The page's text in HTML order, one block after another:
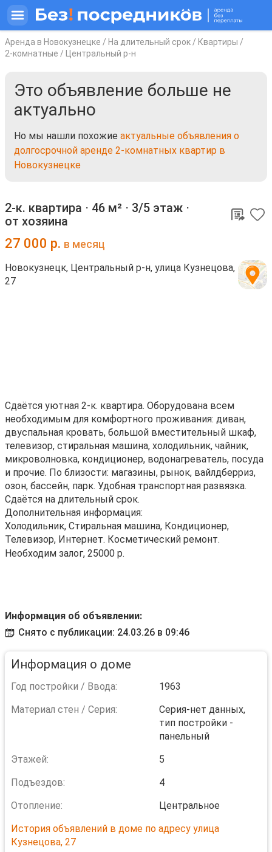
Аренда в Новокузнецке / На длительный срок / Квартиры /
2-комнатные / Центральный р-н
Это объявление больше не
актуально
Но мы нашли похожие актуальные объявления о
долгосрочной аренде 2-комнатных квартир в
Новокузнецке
2-к. квартира ⋅ 46 м² ⋅ 3/5 этаж ⋅
от хозяина
27 000 р. в месяц
Новокузнецк, Центральный р-н, улица Кузнецова,
27
Сдаётся уютная 2-к. квартира. Оборудована всем
необходимым для комфортного проживания: диван,
двуспальная кровать, большой вместительный шкаф,
телевизор, стиральная машина, холодильник, чайник,
микроволновка, кондиционер, водонагреватель, посуда
и прочие. По близости: магазины, рынок, вайлдберриз,
озон, бассейн, парк. Удобная транспортная развязка.
Сдаётся на длительный срок.
Дополнительная информация:
Холодильник, Стиральная машина, Кондиционер,
Телевизор, Интернет. Косметический ремонт.
Необходим залог, 25000 р.
Информация об объявлении:
Снято с публикации: 24.03.26 в 09:46
Информация о доме
Год постройки / Ввода:
1963
Материал стен / Серия:
Серия-нет данных,
тип постройки -
панельный
Этажей:
5
Подъездов:
4
Отопление:
Центральное
История объявлений в доме по адресу улица
Кузнецова, 27